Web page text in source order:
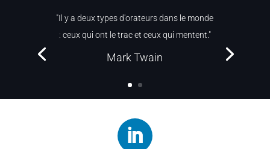
"Il y a deux types d'orateurs dans le monde
: ceux qui ont le trac et ceux qui mentent."
Mark Twain